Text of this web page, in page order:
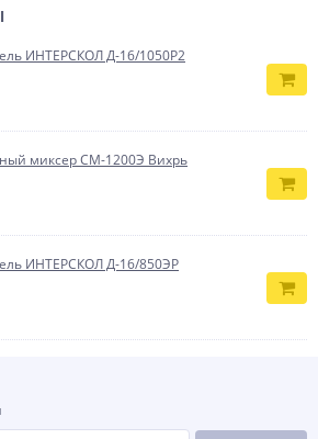
ИНТЕРСКОЛ Д-16/1050Р2
миксер СМ-1200Э Вихрь
ИНТЕРСКОЛ Д-16/850ЭР